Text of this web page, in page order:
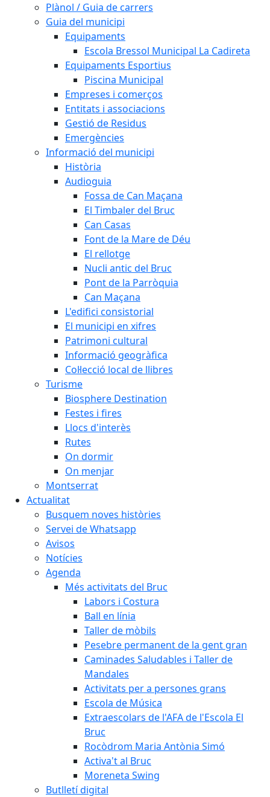
Plànol / Guia de carrers
Guia del municipi
Equipaments
Escola Bressol Municipal La Cadireta
Equipaments Esportius
Piscina Municipal
Empreses i comerços
Entitats i associacions
Gestió de Residus
Emergències
Informació del municipi
Història
Audioguia
Fossa de Can Maçana
El Timbaler del Bruc
Can Casas
Font de la Mare de Déu
El rellotge
Nucli antic del Bruc
Pont de la Parròquia
Can Maçana
L'edifici consistorial
El municipi en xifres
Patrimoni cultural
Informació geogràfica
Col·lecció local de llibres
Turisme
Biosphere Destination
Festes i fires
Llocs d'interès
Rutes
On dormir
On menjar
Montserrat
Actualitat
Busquem noves històries
Servei de Whatsapp
Avisos
Notícies
Agenda
Més activitats del Bruc
Labors i Costura
Ball en línia
Taller de mòbils
Pesebre permanent de la gent gran
Caminades Saludables i Taller de
Mandales
Activitats per a persones grans
Escola de Música
Extraescolars de l'AFA de l'Escola El
Bruc
Rocòdrom Maria Antònia Simó
Activa't al Bruc
Moreneta Swing
Butlletí digital